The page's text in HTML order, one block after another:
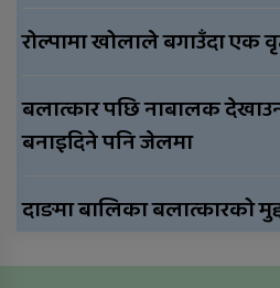
रोल्पामा खोलाले बगाउँदा एक
बलात्कार पछि नाबालक देखाउन
बनाइदिने पनि जेलमा
दाङमा बालिका बलात्कारको